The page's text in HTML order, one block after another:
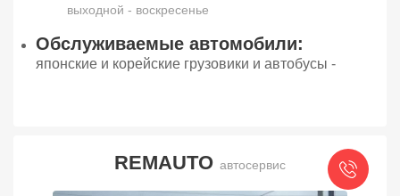
выходной - воскресенье
Обслуживаемые автомобили:
японские и корейские грузовики и автобусы -
REMAUTO автосервис